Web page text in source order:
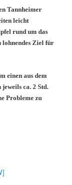
Tannheimer
leicht
rund um das
lohnendes Ziel für
einen aus dem
ca. 2 Std.
Probleme zu